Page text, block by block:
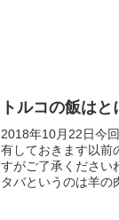
トルコの飯は
2018年10月22日今
有しておきます以前
すがご了承ください
タバというのは羊の